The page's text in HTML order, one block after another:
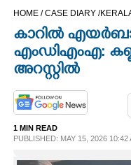
OPINION
PHOTOS
LIFESTYLE
HOME /CASE DIARY /
കാറിൽ
എംഡിഎംഎ:
അറസ്റ്റിൽ
1 MIN READ
PUBLISHED: MAY 15, 2026 10:42